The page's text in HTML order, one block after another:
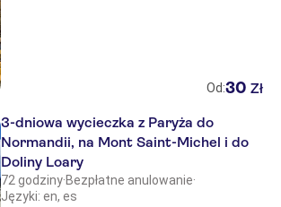
Od:30 Zł
3-dniowa wycieczka z Paryża do
Normandii, na Mont Saint-Michel i do
Doliny Loary
72 godziny·Bezpłatne anulowanie·
Języki: en, es